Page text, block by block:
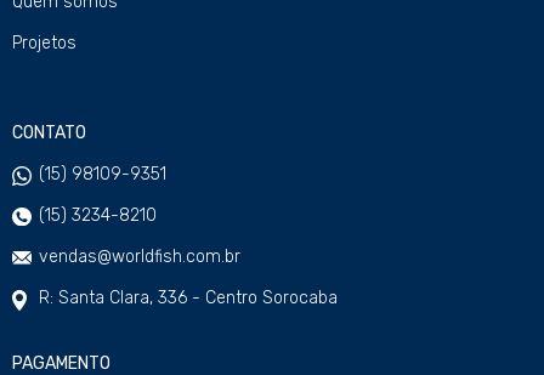
Projetos
CONTATO
(15) 98109-9351
(15) 3234-8210
vendas@worldfish.com.br
R: Santa Clara, 336 - Centro Sorocaba
PAGAMENTO